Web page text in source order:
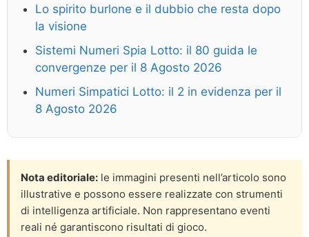
Lo spirito burlone e il dubbio che resta dopo
la visione
Sistemi Numeri Spia Lotto: il 80 guida le
convergenze per il 8 Agosto 2026
Numeri Simpatici Lotto: il 2 in evidenza per il
8 Agosto 2026
Nota editoriale: le immagini presenti nell’articolo sono
illustrative e possono essere realizzate con strumenti
di intelligenza artificiale. Non rappresentano eventi
reali né garantiscono risultati di gioco.